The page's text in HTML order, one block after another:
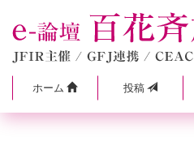
ホーム 投稿